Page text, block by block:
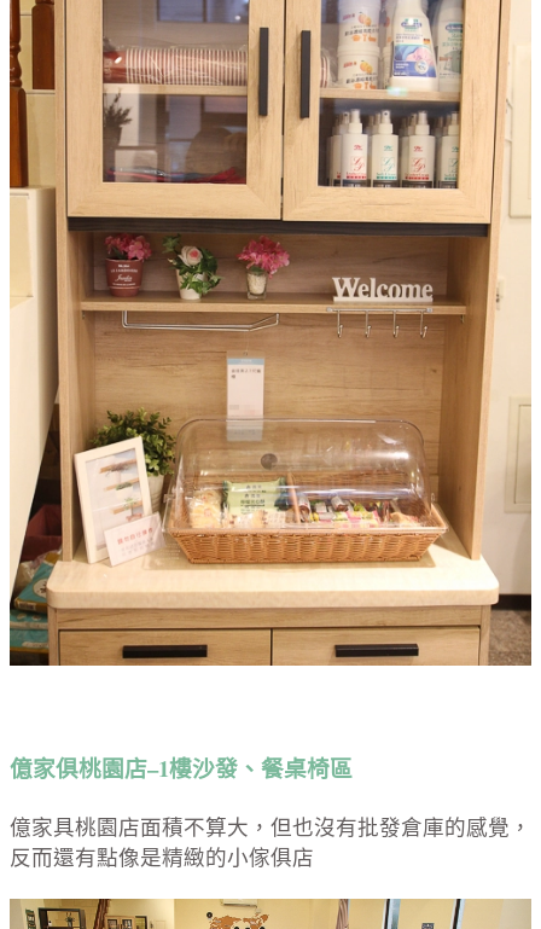
億家俱桃園店–1樓沙發、餐桌椅區
億家具桃園店面積不算大，但也沒有批發倉庫的感覺，
反而還有點像是精緻的小傢俱店